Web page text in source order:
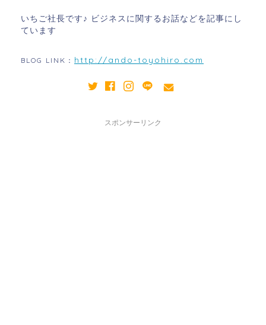
いちご社長です♪ ビジネスに関するお話などを記事にし
ています
BLOG LINK： http://ando-toyohiro.com
スポンサーリンク